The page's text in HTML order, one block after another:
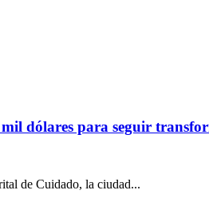
dólares para seguir
de Cuidado, la ciudad...